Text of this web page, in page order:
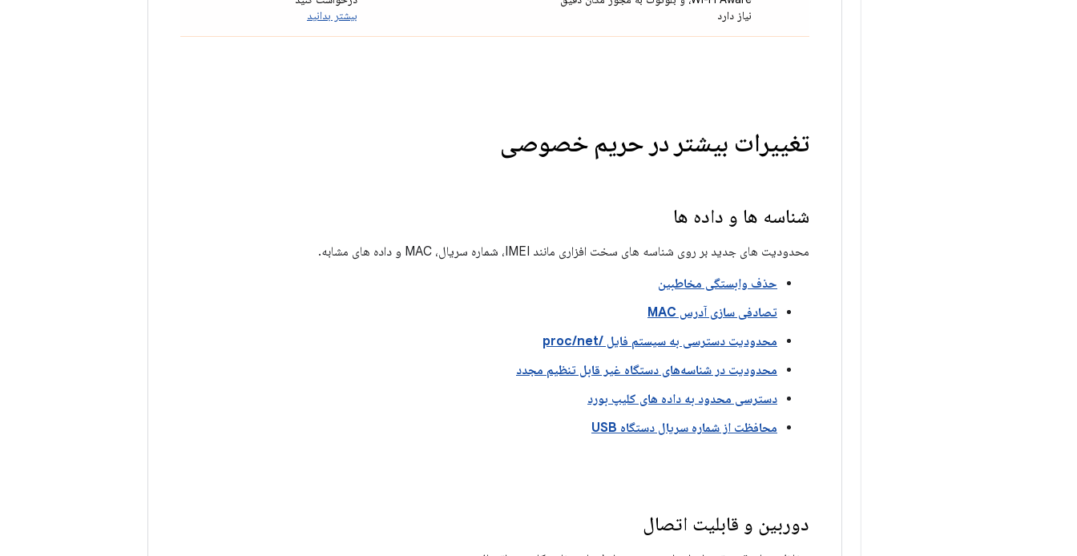
نیاز دارد
بیشتر بدانید
تغییرات بیشتر در حریم خصوصی
شناسه ها و داده ها
محدودیت های جدید بر روی شناسه های سخت افزاری مانند IMEI، شماره سریال، MAC و داده های مشابه.
حذف وابستگی مخاطبین
تصادفی سازی آدرس MAC
محدودیت دسترسی به سیستم فایل /proc/net
محدودیت در شناسه‌های دستگاه غیر قابل تنظیم مجدد
دسترسی محدود به داده های کلیپ بورد
محافظت از شماره سریال دستگاه USB
دوربین و قابلیت اتصال